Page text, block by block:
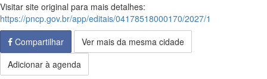
Visitar site original para mais detalhes:
https://pncp.gov.br/app/editais/04178518000170/2027/1
Compartilhar
Ver mais da mesma cidade
Adicionar à agenda